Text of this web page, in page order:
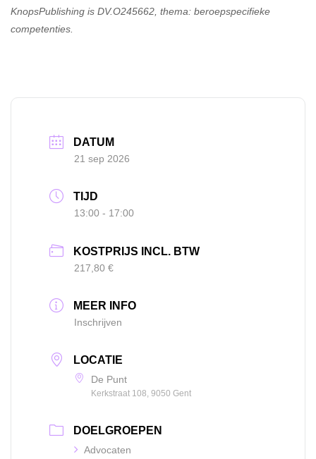
KnopsPublishing is DV.O245662, thema: beroepspecifieke
competenties.
DATUM
21 sep 2026
TIJD
13:00 - 17:00
KOSTPRIJS INCL. BTW
217,80 €
MEER INFO
Inschrijven
LOCATIE
De Punt
Kerkstraat 108, 9050 Gent
DOELGROEPEN
Advocaten